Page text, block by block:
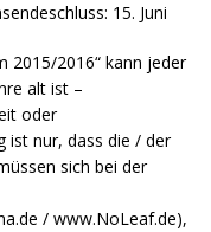
15. Juni
2015/2016“ kann jeder
alt ist –
oder
ist nur, dass die / der
sich bei der
/ www.NoLeaf.de),